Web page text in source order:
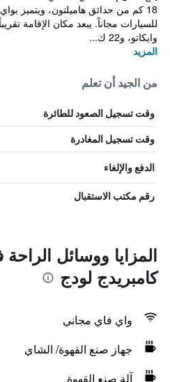
18 كم من حدائق هاميلتون، ويتميز
وايكاتو، و22 ك...
المزيد
من الجيد أن تعلم
وقت تسجيل الصعود للطائرة
وقت تسجيل المغادرة
الدفع والإلغاء
رقم مكتب الاستقبال
المزايا ووسائل
كامبريدج لودج
واي فاي مجاني
جهاز صنع القهوة/ الشاي
آلة صنع القهوة